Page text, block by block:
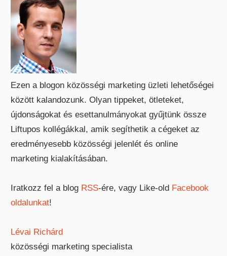
Ezen a blogon közösségi marketing üzleti lehetőségei
között kalandozunk. Olyan tippeket, ötleteket,
újdonságokat és esettanulmányokat gyűjtünk össze
Liftupos kollégákkal, amik segíthetik a cégeket az
eredményesebb közösségi jelenlét és online
marketing kialakításában.
Iratkozz fel a blog RSS-ére, vagy Like-old Facebook
oldalunkat!
Lévai Richárd
közösségi marketing specialista